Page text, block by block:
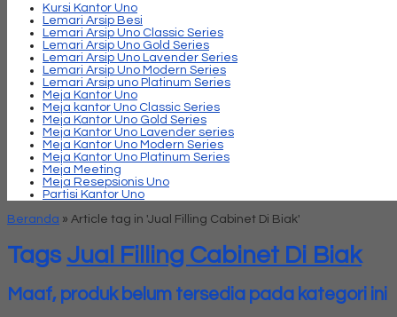
Kursi Kantor Uno
Lemari Arsip Besi
Lemari Arsip Uno Classic Series
Lemari Arsip Uno Gold Series
Lemari Arsip Uno Lavender Series
Lemari Arsip Uno Modern Series
Lemari Arsip uno Platinum Series
Meja Kantor Uno
Meja kantor Uno Classic Series
Meja Kantor Uno Gold Series
Meja Kantor Uno Lavender series
Meja Kantor Uno Modern Series
Meja Kantor Uno Platinum Series
Meja Meeting
Meja Resepsionis Uno
Partisi Kantor Uno
Beranda » Article tag in 'Jual Filling Cabinet Di Biak'
Tags Jual Filling Cabinet Di Biak
Maaf, produk belum tersedia pada kategori ini